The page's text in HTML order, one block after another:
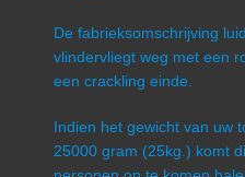
De fabrieksomschrijving
vlindervliegt weg met een
een crackling einde.
Indien het gewicht van uw
25000 gram (25kg.) komt